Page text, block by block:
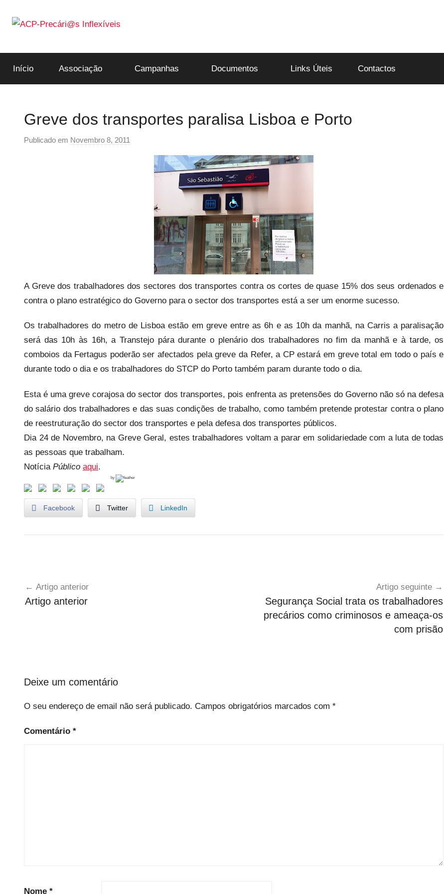
para
ACP-
Precári@s
Início Associação Campanhas Documentos Links Úteis Contactos
Greve dos transportes paralisa Lisboa e Porto
Publicado em Novembro 8, 2011
s
f
i
e
s
A Greve dos trabalhadores dos sectores dos transportes contra os cortes de quase 15% dos seus ordenados e
contra o plano estratégico do Governo para o sector dos transportes está a ser um enorme sucesso.
Os trabalhadores do metro de Lisboa estão em greve entre as 6h e as 10h da manhã, na Carris a paralisação
será das 10h às 16h, a Transtejo pára durante o plenário dos trabalhadores no fim da manhã e à tarde, os
comboios da Fertagus poderão ser afectados pela greve da Refer, a CP estará em greve total em todo o país e
durante todo o dia e os trabalhadores do STCP do Porto também param durante todo o dia.
Esta é uma greve corajosa do sector dos transportes, pois enfrenta as pretensões do Governo não só na defesa
do salário dos trabalhadores e das suas condições de trabalho, como também pretende protestar contra o plano
de reestruturação do sector dos transportes e pela defesa dos transportes públicos.
Dia 24 de Novembro, na Greve Geral, estes trabalhadores voltam a parar em solidariedade com a luta de todas
as pessoas que trabalham.
Notícia Público aqui.
by
Facebook Twitter LinkedIn
c
a
i
e
artigos
Artigo anterior
Artigo anterior
Artigo seguinte
Segurança Social trata os trabalhadores
precários como criminosos e ameaça-os
com prisão
Deixe um comentário
O seu endereço de email não será publicado. Campos obrigatórios marcados com *
Comentário *
Nome *